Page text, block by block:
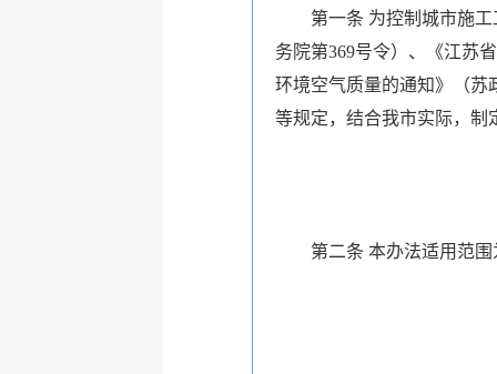
第一条 为控制城市施工工
务院第369号令）、《江苏
环境空气质量的通知》（苏
等规定，结合我市实际，制
第二条 本办法适用范围